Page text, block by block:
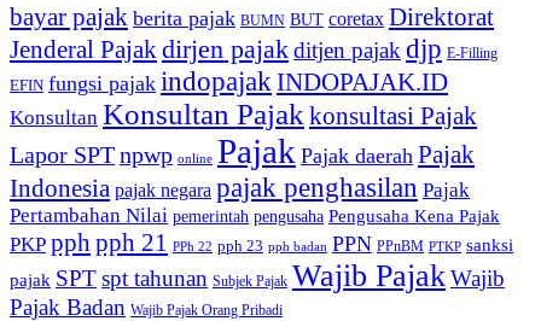
bayar pajak berita pajak BUMN BUT coretax Direktorat
Jenderal Pajak dirjen pajakditjen pajak djp E-Filling
EFIN fungsi pajak indopajak INDOPAJAK.ID
Konsultan Konsultan Pajak konsultasi Pajak
Lapor SPTnpwp online Pajak Pajak daerah Pajak
Indonesia pajak negara pajak penghasilan Pajak
Pertambahan Nilai pemerintah pengusaha Pengusaha Kena Pajak
PKP pph pph 21 PPh 22 pph 23 pph badan PPN PPnBM PTKP sanksi
pajak SPTspt tahunan Subjek Pajak Wajib PajakWajib
Pajak Badan Wajib Pajak Orang Pribadi